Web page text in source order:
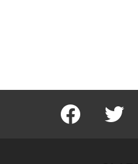
facebook twitter